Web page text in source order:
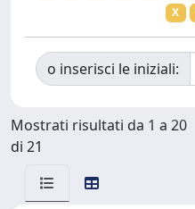
X
o inserisci le iniziali:
Mostrati risultati da 1 a 20
di 21